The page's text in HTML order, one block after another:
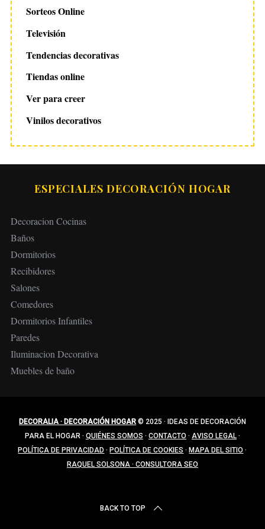
Sorteos Online
Televisión
Tendencias decorativas
Tiendas online
Ver para creer
Vinilos decorativos
ESPECIALES DECORACIÓN HOGAR
Decoracion Cocinas
Baños
Dormitorios
Recibidores
Salones
Comedores
Dormitorios Infantiles
Paredes
Iluminacion Decorativa
Muebles de baño
DECORALIA · DECORACIÓN HOGAR© 2025 ·
IDEAS DE DECORACIÓN
PARA EL HOGAR · QUIÉNES SOMOS · CONTACTO · AVISO LEGAL ·
POLÍTICA DE PRIVACIDAD · POLÍTICA DE COOKIES · MAPA DEL SITIO ·
RAQUEL SOLSONA · CONSULTORA SEO
BACK TO TOP